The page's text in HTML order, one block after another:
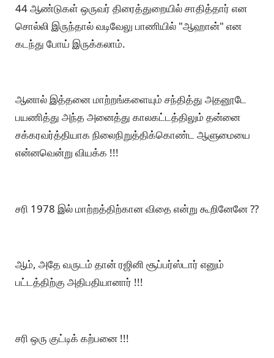
44 ஆண்டுகள் ஒருவர் திரைத்துறையில் சாதித்தார் என
சொல்லி இருந்தால் வடிவேலு பாணியில் "ஆஹான்" என
கடந்து போய் இருக்கலாம்.
ஆனால் இத்தனை மாற்றங்களையும் சந்தித்து அதனூடே
பயணித்து அந்த அனைத்து காலகட்டத்திலும் தன்னை
சக்கரவர்த்தியாக நிலைநிறுத்திக்கொண்ட ஆளுமையை
என்னவென்று வியக்க !!!
சரி 1978 இல் மாற்றத்திற்கான விதை என்று கூறினேனே ??
ஆம், அதே வருடம் தான் ரஜினி சூப்பர்ஸ்டார் எனும்
பட்டத்திற்கு அதிபதியானார் !!!
சரி ஒரு குட்டிக் கற்பனை !!!